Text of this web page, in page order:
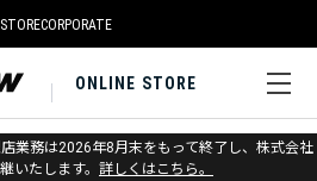
CORPORATE
ONLINE STORE
業務は2026年8月末をもって終了し、株式会社
いたします。 詳しくはこちら。
ミングギア